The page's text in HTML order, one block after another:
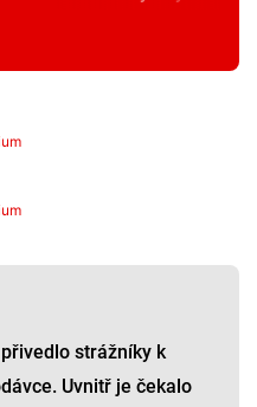
strážníky k
Uvnitř je čekalo